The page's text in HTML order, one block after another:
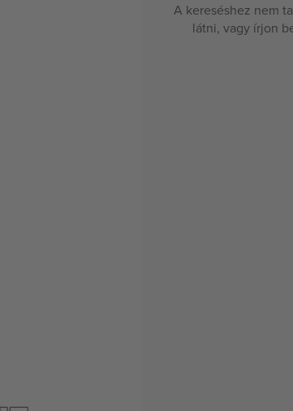
A kereséshez nem
látni, vagy írjon